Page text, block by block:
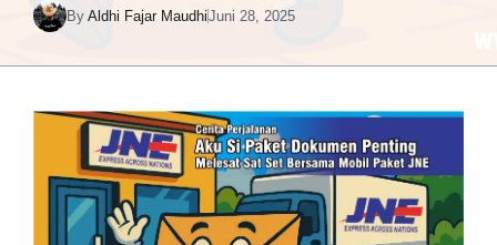
By Aldhi Fajar MaudhiJuni 28, 2025